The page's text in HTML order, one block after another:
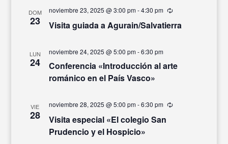
DOM
23 Visita guiada a Agurain/Salvatierra
noviembre 23, 2025 @ 3:00 pm-4:30 pm Recurrente
LUN
24
Conferencia «Introducción al arte
románico en el País Vasco»
noviembre 24, 2025 @ 5:00 pm-6:30 pm
VIE
28
Visita especial «El colegio San
Prudencio y el Hospicio»
noviembre 28, 2025 @ 5:00 pm-6:30 pm Recurrente